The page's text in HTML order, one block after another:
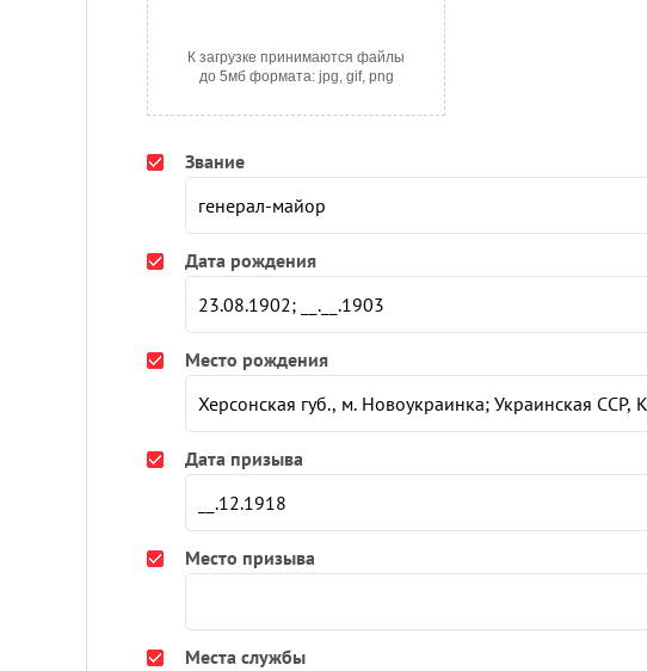
К загрузке принимаются файлы
до 5мб формата: jpg, gif, png
Звание
Дата рождения
Место рождения
Дата призыва
Место призыва
Места службы